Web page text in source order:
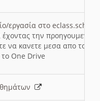
εργασία στο eclass.sch.gr
έχοντας την
να κανετε μεσα απο το
το One Drive